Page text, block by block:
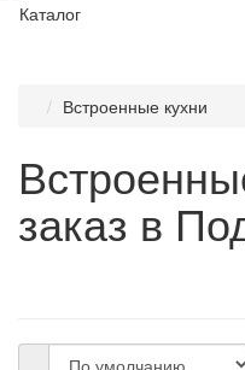
Каталог
Встроенные кухни
заказ в